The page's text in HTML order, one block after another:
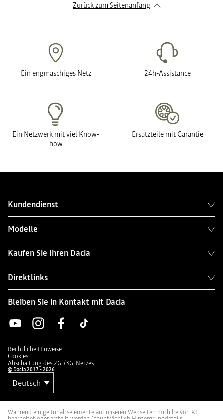
Zurück zum Seitenanfang
Ein engmaschiges Netz 24h-Assistance
Ein Netzwerk mit viel Know-
how
Ersatzteile mit Garantie
Kundendienst
Modelle
Kaufen Sie Ihren Dacia
Direktlinks
Bleiben Sie in Kontakt mit Dacia
Rechtliche Hinweise
Cookies
Abschaltung des 2G-/3G-Netzes
© Dacia 2017 - 2026
Während einige Inhaltselemente auf unseren Webseiten mithilfe von KI